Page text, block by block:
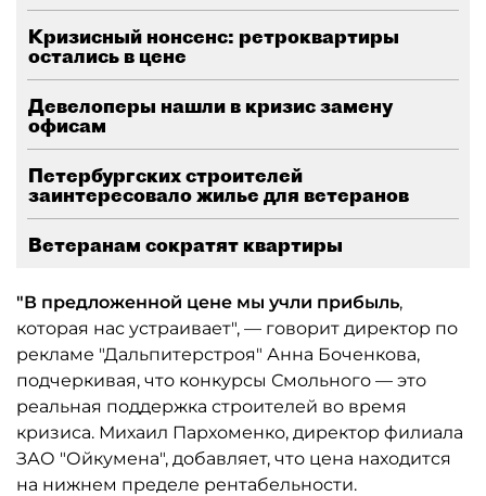
Кризисный нонсенс: ретроквартиры
остались в цене
Девелоперы нашли в кризис замену
офисам
Петербургских строителей
заинтересовало жилье для ветеранов
Ветеранам сократят квартиры
"В предложенной цене мы учли прибыль,
которая нас устраивает", — говорит директор по
рекламе "Дальпитерстроя" Анна Боченкова,
подчеркивая, что конкурсы Смольного — это
реальная поддержка строителей во время
кризиса. Михаил Пархоменко, директор филиала
ЗАО "Ойкумена", добавляет, что цена находится
на нижнем пределе рентабельности.